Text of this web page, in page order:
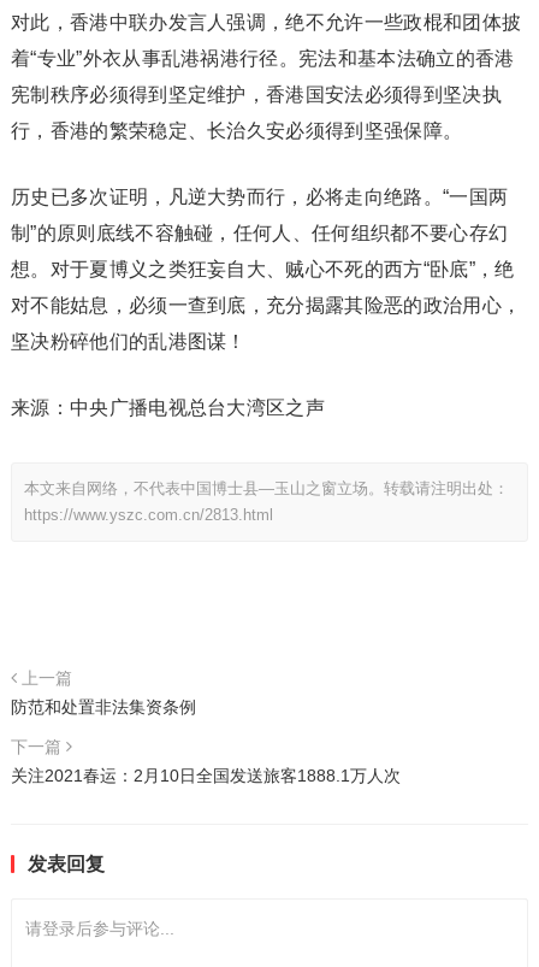
对此，香港中联办发言人强调，绝不允许一些政棍和团体披
着“专业”外衣从事乱港祸港行径。宪法和基本法确立的香港
宪制秩序必须得到坚定维护，香港国安法必须得到坚决执
行，香港的繁荣稳定、长治久安必须得到坚强保障。
历史已多次证明，凡逆大势而行，必将走向绝路。“一国两
制”的原则底线不容触碰，任何人、任何组织都不要心存幻
想。对于夏博义之类狂妄自大、贼心不死的西方“卧底”，绝
对不能姑息，必须一查到底，充分揭露其险恶的政治用心，
坚决粉碎他们的乱港图谋！
来源：中央广播电视总台大湾区之声
本文来自网络，不代表中国博士县—玉山之窗立场。转载请注明出处：
https://www.yszc.com.cn/2813.html
上一篇
防范和处置非法集资条例
下一篇
关注2021春运：2月10日全国发送旅客1888.1万人次
发表回复
请登录后参与评论...